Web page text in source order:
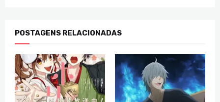
POSTAGENS RELACIONADAS